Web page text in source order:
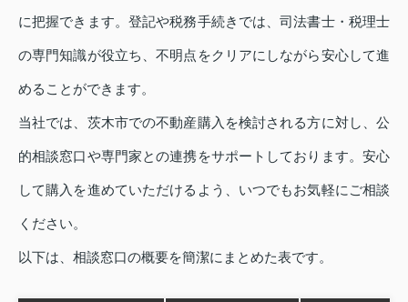
に把握できます。登記や税務手続きでは、司法書士・税理士
の専門知識が役立ち、不明点をクリアにしながら安心して進
めることができます。
当社では、茨木市での不動産購入を検討される方に対し、公
的相談窓口や専門家との連携をサポートしております。安心
して購入を進めていただけるよう、いつでもお気軽にご相談
ください。
以下は、相談窓口の概要を簡潔にまとめた表です。